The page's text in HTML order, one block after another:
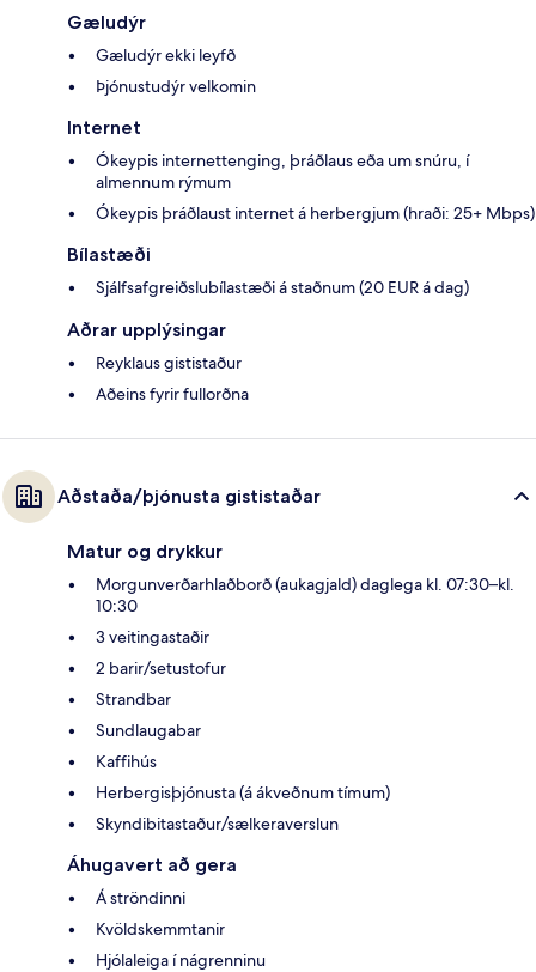
Gæludýr
Gæludýr ekki leyfð
Þjónustudýr velkomin
Internet
Ókeypis internettenging, þráðlaus eða um snúru, í
almennum rýmum
Ókeypis þráðlaust internet á herbergjum (hraði: 25+ Mbps)
Bílastæði
Sjálfsafgreiðslubílastæði á staðnum (20 EUR á dag)
Aðrar upplýsingar
Reyklaus gististaður
Aðeins fyrir fullorðna
Aðstaða/þjónusta gististaðar
Matur og drykkur
Morgunverðarhlaðborð (aukagjald) daglega kl. 07:30–kl.
10:30
3 veitingastaðir
2 barir/setustofur
Strandbar
Sundlaugabar
Kaffihús
Herbergisþjónusta (á ákveðnum tímum)
Skyndibitastaður/sælkeraverslun
Áhugavert að gera
Á ströndinni
Kvöldskemmtanir
Hjólaleiga í nágrenninu